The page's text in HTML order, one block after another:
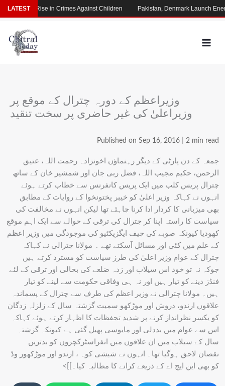
Skip
to
content
وزیراعظم کے دورہ چترال کے موقع پر
وزیراعلیٰ کی غیر حاضری پر سخت تنقید
Published on Sep 16, 2016 2 min read
جمعہ کے دن پارٹی کے دیگر رہنماؤں اخونزادہ رحمت اللہ، عتیق
الرحمن، حکیم مجیب اللہ، فضل ربی جان اور شمشیر خان کے ساتھ
چترال پریس کلب میں ایک پریس کانفرنس سے خطاب کرتے ہوئے
انہوں نے کہاکہ وزیر اعلیٰ کو خیبر پختونخوا کے روایات کے مطابق
بھی میزبانی کا کردار ادا کرنا چاہئے تھا لیکن انہوں نے مخالفت کی
سیاست کا راستہ اپنا کر چترال کی ترقی کے حوالے سے ایک اہم موقع
کھودیا کیونکہ صوبے کی چیف ایگزیکٹیو کی موجودگی میں وزیر اعظم
کے علم میں کئی اور مسائل آسکتے تھے ۔ مولانا چترالی نے کہاکہ
چترال کے عوام وزیر اعلیٰ کی طرز سیاست کو مسترد کرتے ہیں
جوکہ نہ تو خود اس سیلاب اور زدہ ضلعے کی بحالی اور ترقی کے لئے
فنڈز دینے کو تیار ہیں اور نہ ہی وفاقی حکومت سے لینے کو تیار
ہیں۔ مولانا چترالی نے وزیر اعظم کی طرف سے چترال کے پسماندہ
علاقوں ارندو، دروش اور موڑکھو سمیت گزشتہ سال کے زلزلہ زدگان
کو یکسر نظرانداز کرنے پر شدید تحفظات کا اظہار کرتے ہوئے کہاکہ
اس سے عوام میں بددلی اور مایوسی پھیل گئی ہے کیونکہ گزشتہ
سال کے سیلاب میں ان علاقوں میں انفراسٹرکچروں کو بدتریں
نقصان لاحق ہوگیا تھا۔ انہوں نے شیشی کوہ ، ارندو اور موڑکھور وڈ
کو بھی این ایچ اے کے ذریعے کرانے کا مطالبہ کیا۔]]>
LATEST
Alarming Rise in Crimes Against Children Pakistan, Denmark Launch